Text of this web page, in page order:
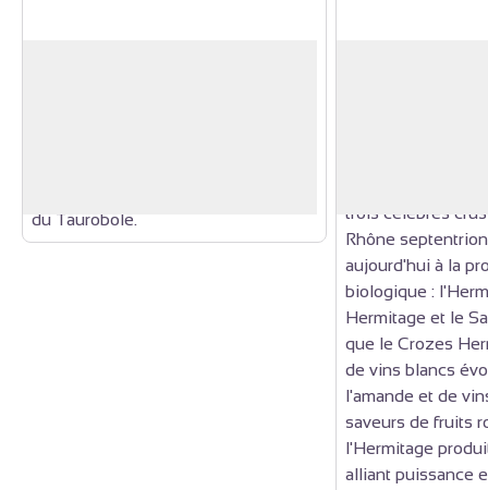
du Taurobole.
trois célèbres
Rhône
aujourd'hui à la
biologique :
Hermitage et le
que le Crozes
de vins blancs
l'amande et de
saveurs de fruits
l'Hermitage
alliant puissance